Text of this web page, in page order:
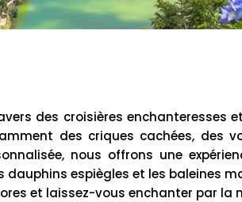
des croisières
des criques cachées, des
nous offrons une
espiègles et les baleines
et laissez-vous enchanter par